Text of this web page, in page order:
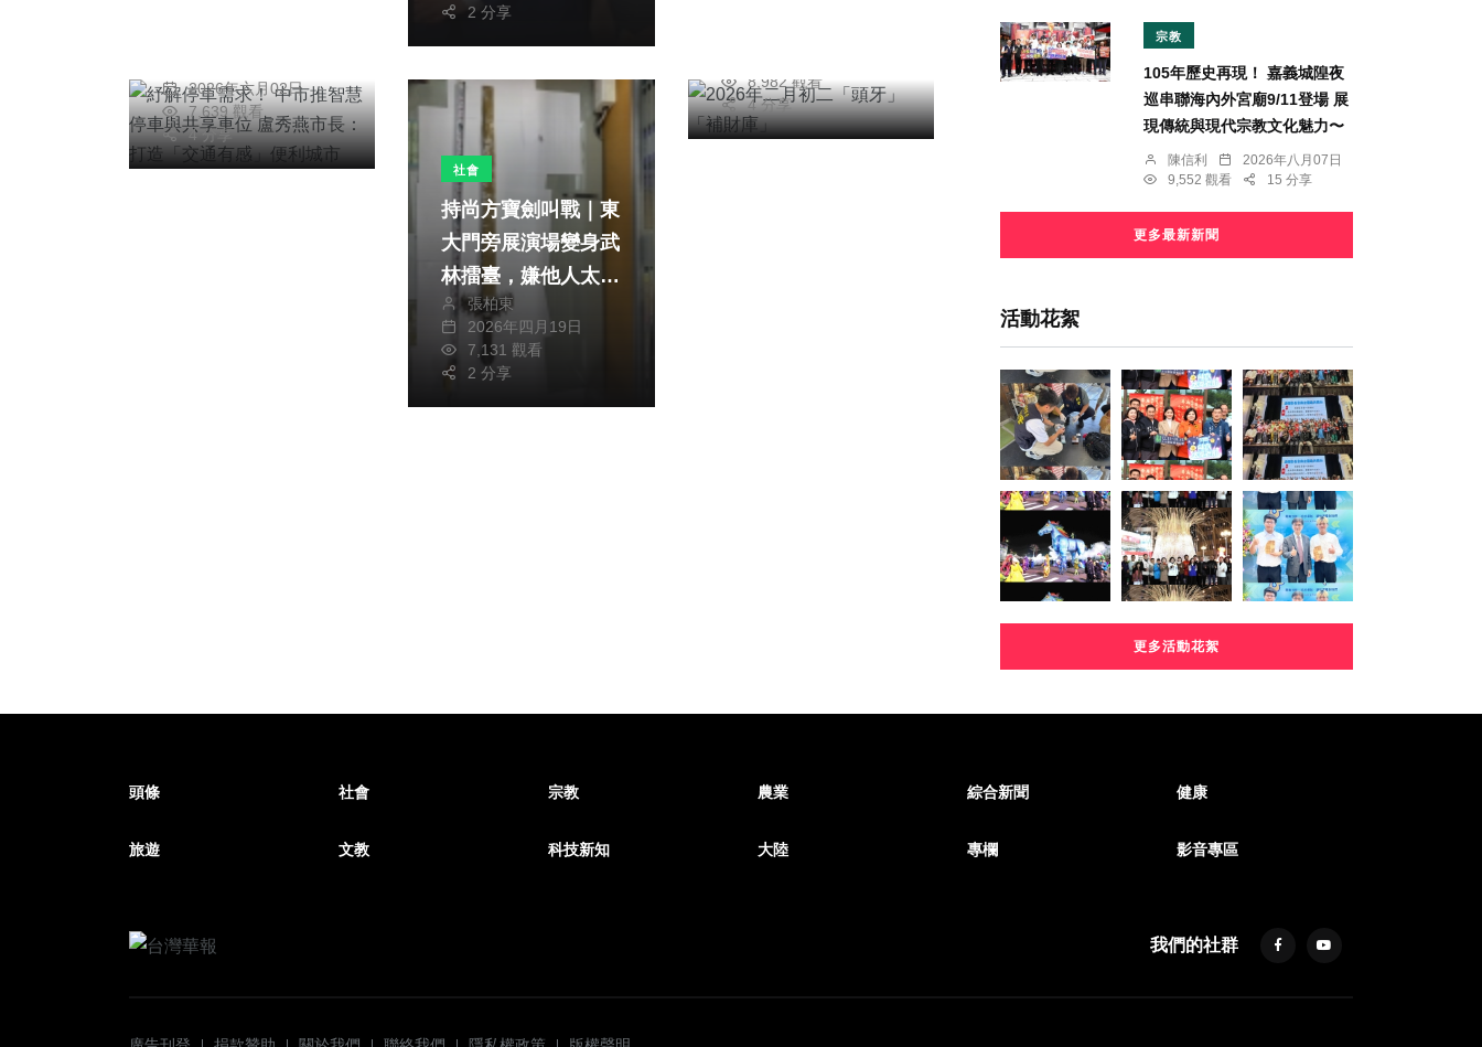
2 分享
利城市
2026年六月02日
7,639 觀看
4 分享
社會
持尚方寶劍叫戰｜東
大門旁展演場變身武
林擂臺，嫌他人太
吵，劍客恐嚇6人、
出拳偷襲警察，連人
帶劍被捕法辦！
張柏東
2026年四月19日
7,131 觀看
2 分享
8,982 觀看
4 分享
宗教
105年歷史再現！ 嘉義城隍夜
巡串聯海內外宮廟9/11登場 展
現傳統與現代宗教文化魅力〜
陳信利
2026年八月07日
9,552 觀看
15 分享
更多最新新聞
活動花絮
更多活動花絮
頭條 社會 宗教 農業 綜合新聞 健康
旅遊 文教 科技新知 大陸 專欄 影音專區
我們的社群